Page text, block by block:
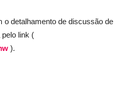
o detalhamento de discussão de
link (
).